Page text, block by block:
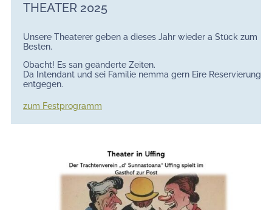
THEATER 2025
Unsere Theaterer geben a dieses Jahr wieder a Stück zum
Besten.
Obacht! Es san geänderte Zeiten.
Da Intendant und sei Familie nemma gern Eire Reservierungen
entgegen.
zum Festprogramm